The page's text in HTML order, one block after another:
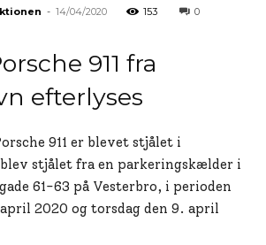
- 14/04/2020 153 0
911 fra
efterlyses
911 er blevet stjålet i
stjålet fra en parkeringskælder i
61-63 på Vesterbro, i perioden
2020 og torsdag den 9. april